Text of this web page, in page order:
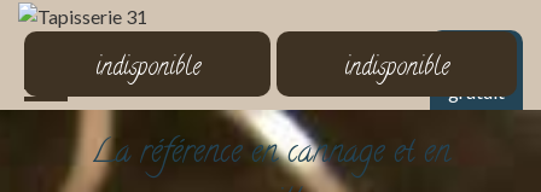
Devis
gratuit
indisponible indisponible
La référence en cannage et en